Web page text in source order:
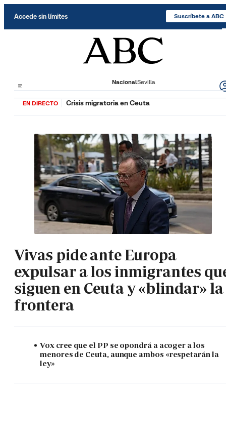
Accede sin límites Suscríbete a ABC
NacionalSevilla
EN DIRECTO Crisis migratoria en Ceuta
Vivas pide ante Europa
expulsar a los inmigrantes
siguen en Ceuta y «blindar» la
frontera
Vox cree que el PP se opondrá a acoger a los
menores de Ceuta, aunque ambos «respetarán la
ley»